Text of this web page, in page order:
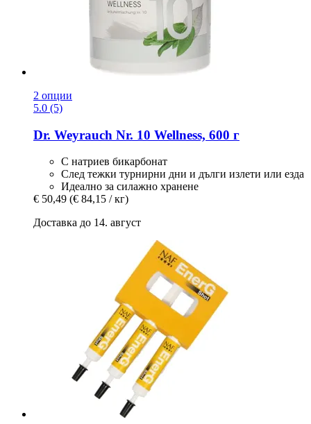
2 опции
5.0 (5)
Dr. Weyrauch Nr. 10 Wellness, 600 г
С натриев бикарбонат
След тежки турнирни дни и дълги излети или езда
Идеално за силажно хранене
€ 50,49 (€ 84,15 / кг)
Доставка до 14. август